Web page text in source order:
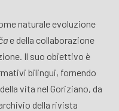
naturale evoluzione
e della collaborazione
Il suo obiettivo è
bilingui, fornendo
vita nel Goriziano, da
della rivista